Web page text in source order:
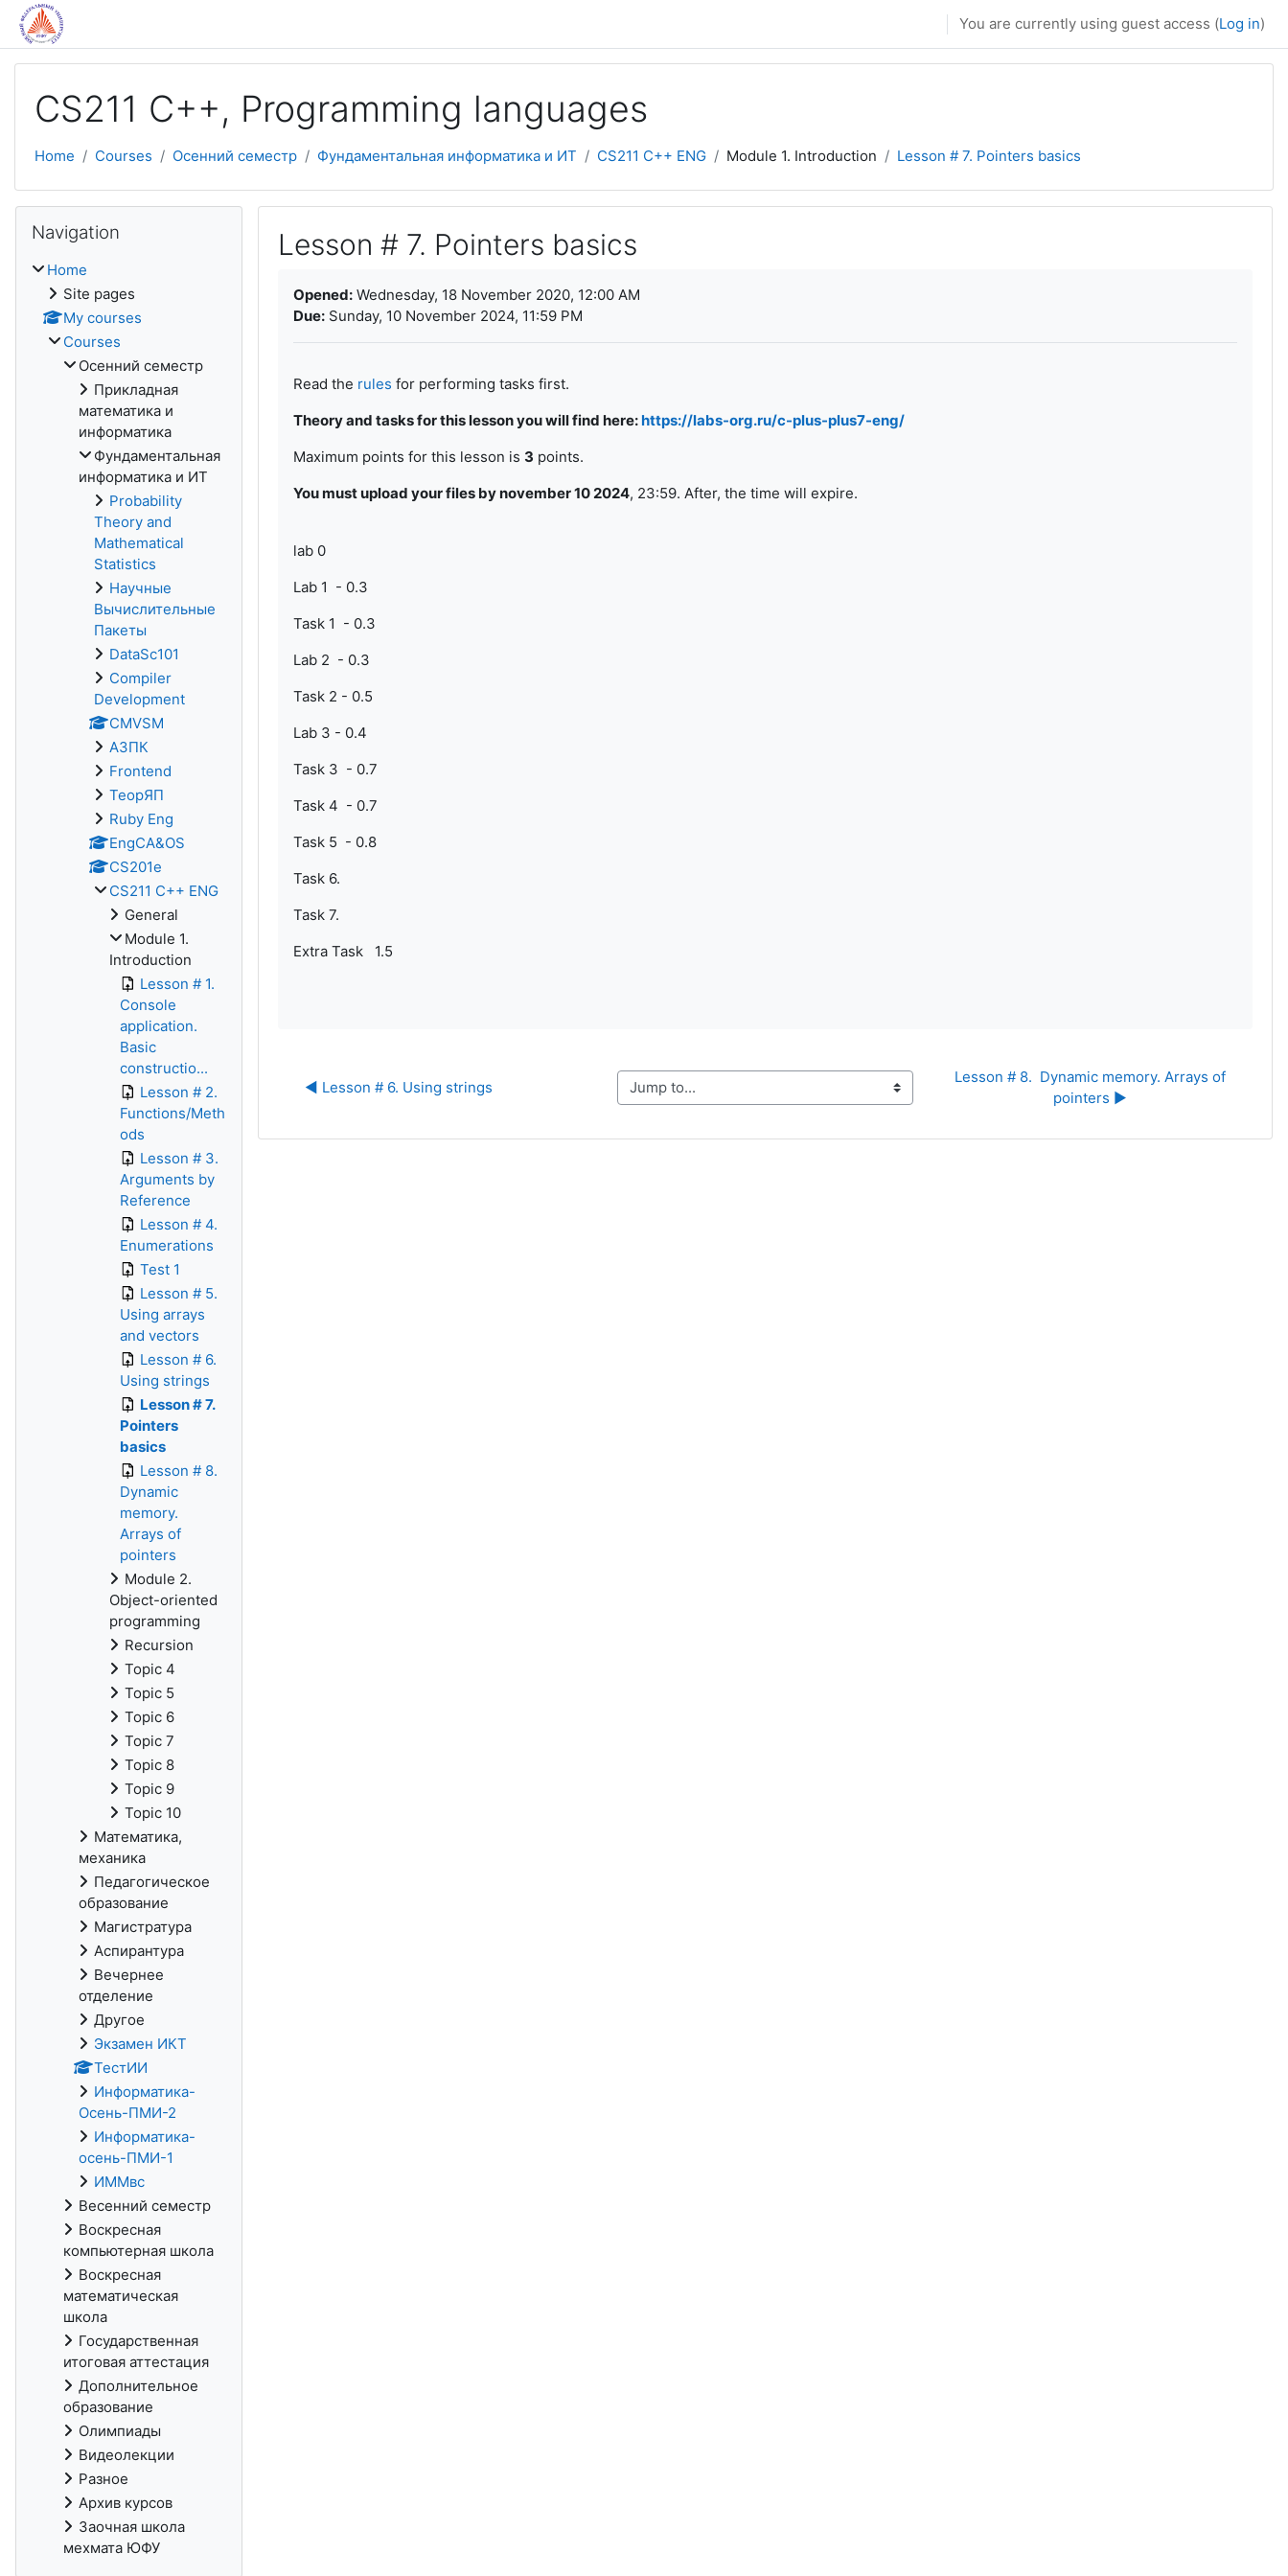
Skip to main content
You are currently using guest access (Log in)
CS211 C++, Programming languages
Home Courses Осенний семестр Фундаментальная информатика и ИТ CS211 C++ ENG Module 1. Introduction Lesson # 7. Pointers basics
Lesson # 7. Pointers basics
Opened:Wednesday, 18 November 2020, 12:00 AM
Due:Sunday, 10 November 2024, 11:59 PM
Read the rules for performing tasks first.
Theory and tasks for this lesson you will find here:https://labs-org.ru/c-plus-plus7-eng/
Maximum points for this lesson is 3 points.
You must upload your files by november 10 2024, 23:59. After, the time will expire.
lab 0
Lab 1 - 0.3
Task 1 - 0.3
Lab 2 - 0.3
Task 2 - 0.5
Lab 3 - 0.4
Task 3 - 0.7
Task 4 - 0.7
Task 5 - 0.8
Task 6.
Task 7.
Extra Task 1.5
◀︎ Lesson # 6. Using strings Jump to...
Lesson # 8.  Dynamic memory. Arrays of
pointers ▶︎
Navigation
Home
Site pages
My courses
Courses
Осенний семестр
Прикладная
математика и
информатика
Фундаментальная
информатика и ИТ
Probability
Theory and
Mathematical
Statistics
Научные
Вычислительные
Пакеты
DataSc101
Compiler
Development
CMVSM
АЗПК
Frontend
ТеорЯП
Ruby Eng
EngCA&OS
CS201e
CS211 C++ ENG
General
Module 1.
Introduction
Lesson # 1.
Console
application.
Basic
constructio...
Lesson # 2.
Functions/Meth
ods
Lesson # 3.
Arguments by
Reference
Lesson # 4.
Enumerations
Test 1
Lesson # 5.
Using arrays
and vectors
Lesson # 6.
Using strings
Lesson # 7.
Pointers
basics
Lesson # 8.
Dynamic
memory.
Arrays of
pointers
Module 2.
Object-oriented
programming
Recursion
Topic 4
Topic 5
Topic 6
Topic 7
Topic 8
Topic 9
Topic 10
Математика,
механика
Педагогическое
образование
Магистратура
Аспирантура
Вечернее
отделение
Другое
Экзамен ИКТ
ТестИИ
Информатика-
Осень-ПМИ-2
Информатика-
осень-ПМИ-1
ИММвс
Весенний семестр
Воскресная
компьютерная школа
Воскресная
математическая
школа
Государственная
итоговая аттестация
Дополнительное
образование
Олимпиады
Видеолекции
Разное
Архив курсов
Заочная школа
мехмата ЮФУ